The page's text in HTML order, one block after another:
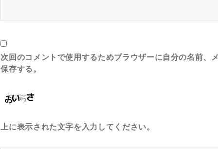
次回のコメントで使用するためブラウザーに自分の名前、
保存する。
上に表示された文字を入力してください。